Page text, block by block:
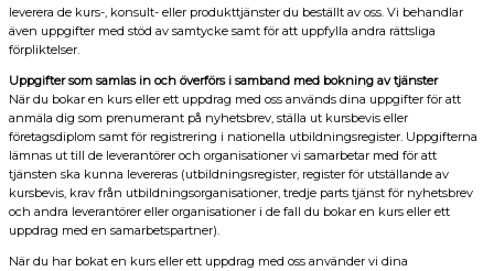
leverera de kurs-, konsult- eller produkttjänster du beställt av oss. Vi behandlar
även uppgifter med stöd av samtycke samt för att uppfylla andra rättsliga
förpliktelser.
Uppgifter som samlas in och överförs i samband med bokning av tjänster
När du bokar en kurs eller ett uppdrag med oss används dina uppgifter för att
anmäla dig som prenumerant på nyhetsbrev, ställa ut kursbevis eller
företagsdiplom samt för registrering i nationella utbildningsregister. Uppgifterna
lämnas ut till de leverantörer och organisationer vi samarbetar med för att
tjänsten ska kunna levereras (utbildningsregister, register för utställande av
kursbevis, krav från utbildningsorganisationer, tredje parts tjänst för nyhetsbrev
och andra leverantörer eller organisationer i de fall du bokar en kurs eller ett
uppdrag med en samarbetspartner).
När du har bokat en kurs eller ett uppdrag med oss använder vi dina